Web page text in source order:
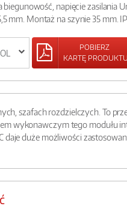
biegunowość, napięcie zasilania
mm. Montaż na szynie 35 mm.
POBIERZ
KARTĘ PRODUKTU
szafach rozdzielczych. To
wykonawczym tego modułu
daje duże możliwości